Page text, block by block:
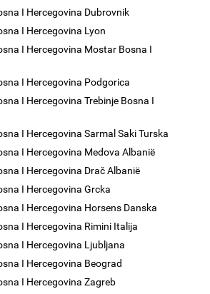
I Hercegovina Dubrovnik
I Hercegovina Lyon
I Hercegovina Mostar Bosna I
I Hercegovina Podgorica
I Hercegovina Trebinje Bosna I
I Hercegovina Sarmal Saki Turska
I Hercegovina Medova Albanië
I Hercegovina Drač Albanië
I Hercegovina Grcka
I Hercegovina Horsens Danska
I Hercegovina Rimini Italija
I Hercegovina Ljubljana
I Hercegovina Beograd
I Hercegovina Zagreb